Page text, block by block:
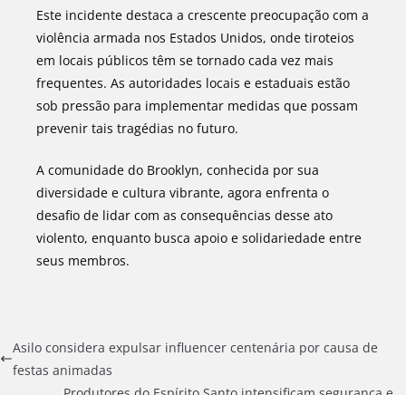
Este incidente destaca a crescente preocupação com a
violência armada nos Estados Unidos, onde tiroteios
em locais públicos têm se tornado cada vez mais
frequentes. As autoridades locais e estaduais estão
sob pressão para implementar medidas que possam
prevenir tais tragédias no futuro.
A comunidade do Brooklyn, conhecida por sua
diversidade e cultura vibrante, agora enfrenta o
desafio de lidar com as consequências desse ato
violento, enquanto busca apoio e solidariedade entre
seus membros.
Asilo considera expulsar influencer centenária por causa de
festas animadas